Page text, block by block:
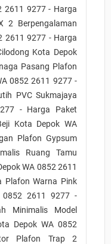
2611 9277 - Harga
2 Berpengalaman
2611 9277 - Harga
Kota Depok
Pasang Plafon
0852 2611 9277 -
PVC Sukmajaya
- Harga Paket
Kota Depok WA
Plafon Gypsum
Ruang Tamu
WA 0852 2611
Plafon Warna Pink
0852 2611 9277 -
Minimalis Model
Depok WA 0852
Plafon Trap 2